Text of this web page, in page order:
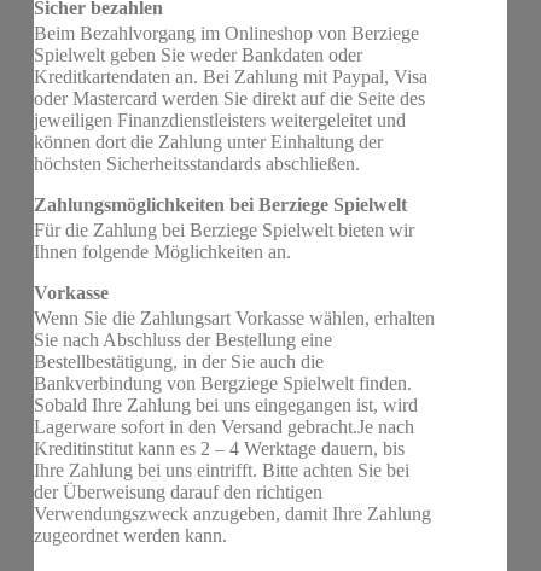
Sicher bezahlen
Beim Bezahlvorgang im Onlineshop von Berziege
Spielwelt geben Sie weder Bankdaten oder
Kreditkartendaten an. Bei Zahlung mit Paypal, Visa
oder Mastercard werden Sie direkt auf die Seite des
jeweiligen Finanzdienstleisters weitergeleitet und
können dort die Zahlung unter Einhaltung der
höchsten Sicherheitsstandards abschließen.
Zahlungsmöglichkeiten bei Berziege Spielwelt
Für die Zahlung bei Berziege Spielwelt bieten wir
Ihnen folgende Möglichkeiten an.
Vorkasse
Wenn Sie die Zahlungsart Vorkasse wählen, erhalten
Sie nach Abschluss der Bestellung eine
Bestellbestätigung, in der Sie auch die
Bankverbindung von Bergziege Spielwelt finden.
Sobald Ihre Zahlung bei uns eingegangen ist, wird
Lagerware sofort in den Versand gebracht.Je nach
Kreditinstitut kann es 2 – 4 Werktage dauern, bis
Ihre Zahlung bei uns eintrifft. Bitte achten Sie bei
der Überweisung darauf den richtigen
Verwendungszweck anzugeben, damit Ihre Zahlung
zugeordnet werden kann.